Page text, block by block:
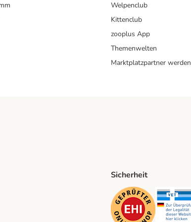
Welpenclub
Kittenclub
zooplus App
Themenwelten
Marktplatzpartner werden
Method
Sicherheit
Security